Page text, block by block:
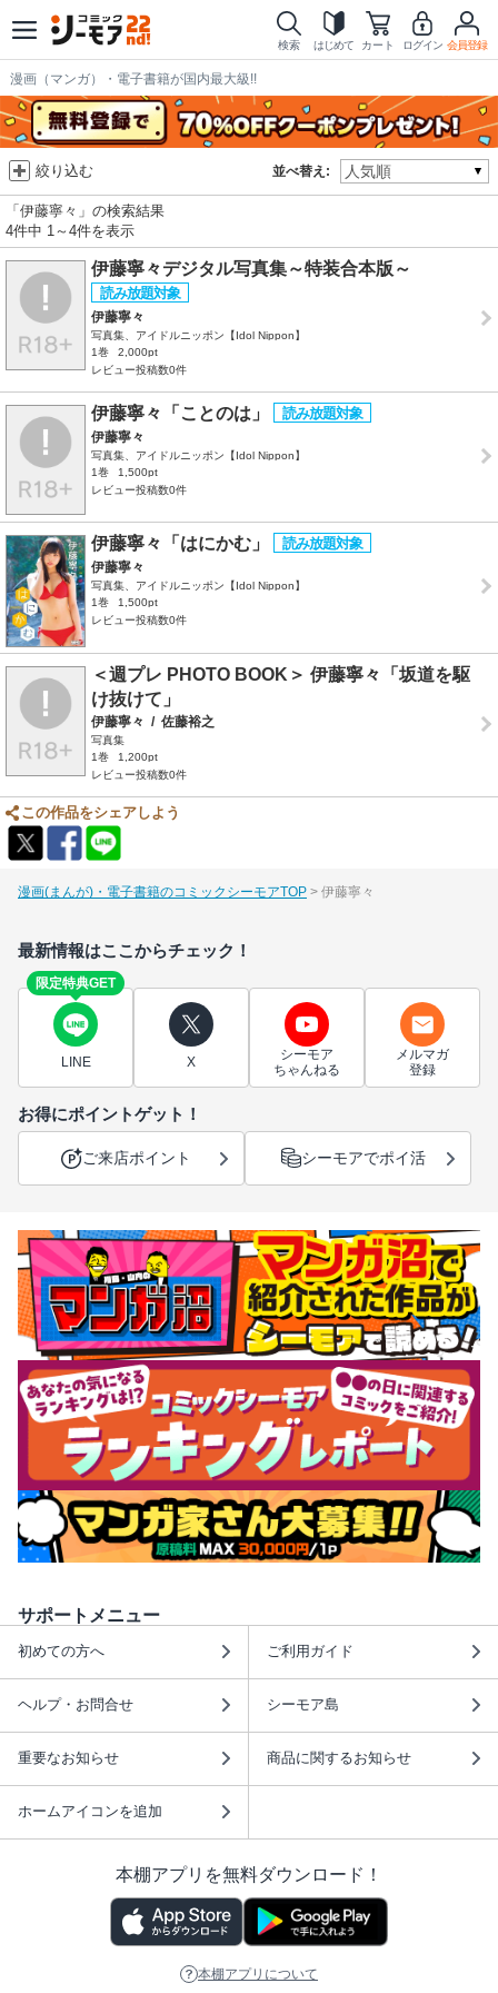
検索 はじめて カート ログイン 会員登録
漫画（マンガ）・電子書籍が国内最大級!!
並べ替え:
絞り込む
「伊藤寧々」の検索結果
4件中 1～4件を表示
伊藤寧々デジタル写真集～特装合本版～
伊藤寧々
写真集、アイドルニッポン【Idol Nippon】
1巻
2,000pt
レビュー投稿数0件
伊藤寧々「ことのは」
伊藤寧々
写真集、アイドルニッポン【Idol Nippon】
1巻
1,500pt
レビュー投稿数0件
伊藤寧々「はにかむ」
伊藤寧々
写真集、アイドルニッポン【Idol Nippon】
1巻
1,500pt
レビュー投稿数0件
＜週プレ PHOTO BOOK＞ 伊藤寧々「坂道を駆
け抜けて」
伊藤寧々 / 佐藤裕之
写真集
1巻
1,200pt
レビュー投稿数0件
この作品をシェアしよう
漫画(まんが)・電子書籍のコミックシーモアTOP 伊藤寧々
最新情報はここからチェック！
限定特典GET
LINE X
シーモア
ちゃんねる
メルマガ
登録
お得にポイントゲット！
ご来店ポイント シーモアでポイ活
サポートメニュー
初めての方へ ご利用ガイド
ヘルプ・お問合せ シーモア島
重要なお知らせ 商品に関するお知らせ
ホームアイコンを追加
本棚アプリを無料ダウンロード！
本棚アプリについて